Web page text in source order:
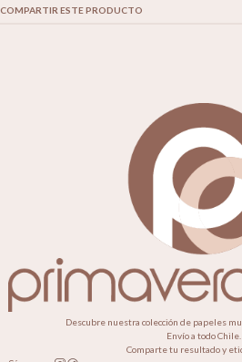
COMPARTIR ESTE PRODUCTO
Descubre nuestra colección de papeles
Envío a todo Chile.
Comparte tu resultado y